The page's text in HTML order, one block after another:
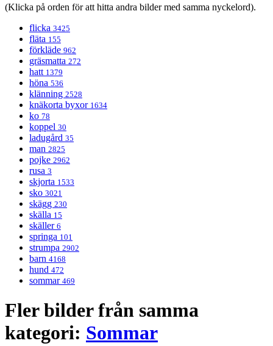
(Klicka på orden för att hitta andra bilder med samma nyckelord).
flicka 3425
fläta 155
förkläde 962
gräsmatta 272
hatt 1379
höna 536
klänning 2528
knäkorta byxor 1634
ko 78
koppel 30
ladugård 35
man 2825
pojke 2962
rusa 3
skjorta 1533
sko 3021
skägg 230
skälla 15
skäller 6
springa 101
strumpa 2902
barn 4168
hund 472
sommar 469
Fler bilder från samma
kategori: Sommar